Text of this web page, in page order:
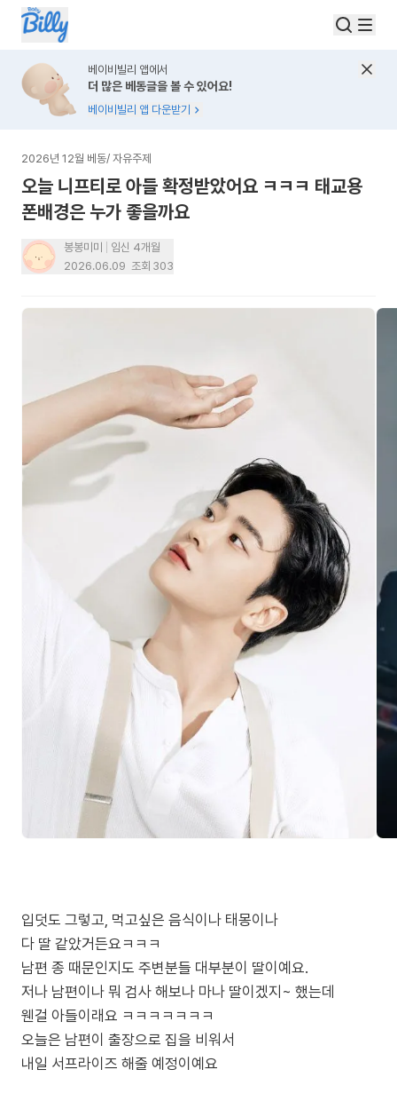
베이비빌리 앱에서
더 많은 베동글을 볼 수 있어요!
베이비빌리 앱 다운받기
2026년 12월 베동/ 자유주제
오늘 니프티로 아들 확정받았어요 ㅋㅋㅋ 태교용
폰배경은 누가 좋을까요
봉봉미미
임신 4개월
2026.06.09 조회 303
입덧도 그렇고, 먹고싶은 음식이나 태몽이나
다 딸 같았거든요ㅋㅋㅋ
남편 종 때문인지도 주변분들 대부분이 딸이예요.
저나 남편이나 뭐 검사 해보나 마나 딸이겠지~ 했는데
웬걸 아들이래요 ㅋㅋㅋㅋㅋㅋㅋ
오늘은 남편이 출장으로 집을 비워서
내일 서프라이즈 해줄 예정이예요